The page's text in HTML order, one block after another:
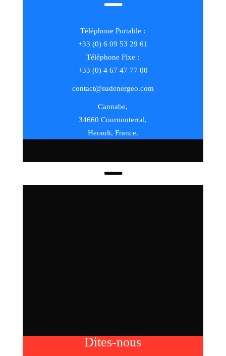
Téléphone Portable :
+33 (0) 6 09 53 29 61
Téléphone Fixe :
+33 (0) 4 67 47 77 00
contact@sudenergeo.com
Cannabe,
34660 Cournonterral,
Herault, France.
Dites-nous